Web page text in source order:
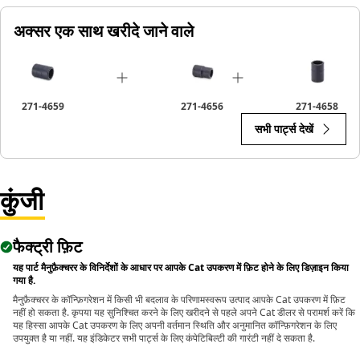
• Provides excellent gripping power for reliable fastening.
The 12-Point Impact Socket is used in conjunction with
equipment components, ensuring efficient maintenance
अक्सर एक साथ खरीदे जाने वाले
271-4659 271-4656 271-4658
सभी पार्ट्स देखें
कुंजी
फैक्ट्री फ़िट
यह पार्ट मैनुफ़ैक्चरर के विनिर्देशों के आधार पर आपके Cat उपकरण में फ़िट होने के लिए डिज़ाइन किया
गया है.
मैनुफ़ैक्चरर के कॉन्फ़िगरेशन में किसी भी बदलाव के परिणामस्वरूप उत्पाद आपके Cat उपकरण में फ़िट
नहीं हो सकता है. कृपया यह सुनिश्चित करने के लिए खरीदने से पहले अपने Cat डीलर से परामर्श करें कि
यह हिस्सा आपके Cat उपकरण के लिए अपनी वर्तमान स्थिति और अनुमानित कॉन्फ़िगरेशन के लिए
उपयुक्त है या नहीं. यह इंडिकेटर सभी पार्ट्स के लिए कंपेटिबिल्टी की गारंटी नहीं दे सकता है.